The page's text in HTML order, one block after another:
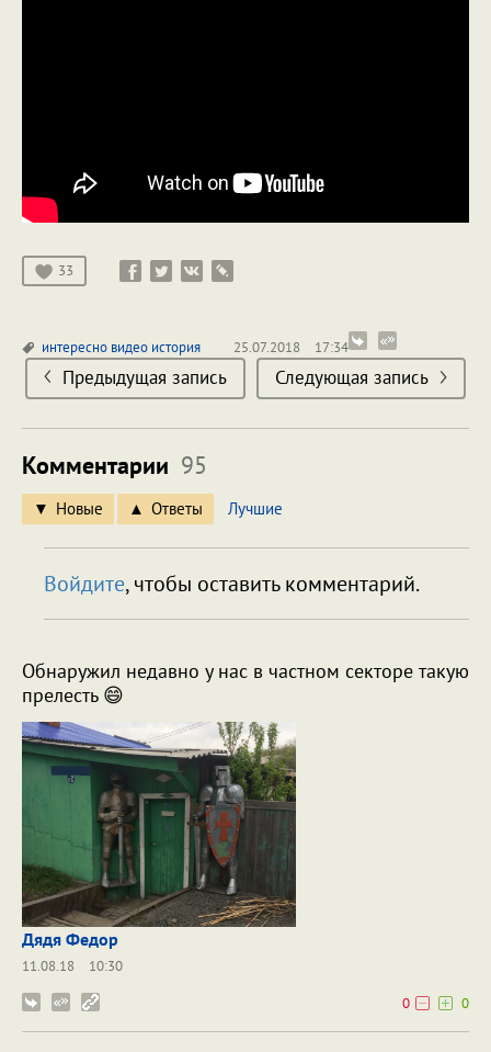
33
интересно видео история 25.07.2018 17:34
Предыдущая запись Следующая запись
Комментарии 95
Новые Ответы Лучшие
Войдите, чтобы оставить комментарий.
Обнаружил недавно у нас в частном секторе такую
прелесть 😄
Дядя Федор
11.08.18
10:30
0
0